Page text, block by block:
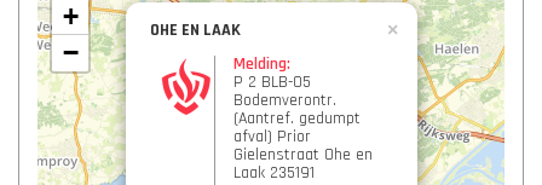
OHE EN LAAK
Melding:
P 2 BLB-05
Bodemverontr.
(Aantref. gedumpt
afval) Prior
Gielenstraat Ohe en
Laak 235191
×
+
−